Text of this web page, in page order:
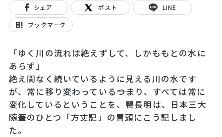
シェア ポスト LINE
ブックマーク
「ゆく川の流れは絶えずして、しかももとの水に
あらず」
絶え間なく続いているように見える川の水です
が、常に移り変わっている――つまり、すべては常に
変化しているということを、鴨長明は、日本三大
随筆のひとつ「方丈記」の冒頭にこう記しまし
た。